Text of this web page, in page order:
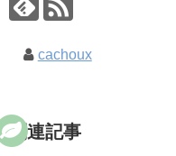
cachoux
関連記事